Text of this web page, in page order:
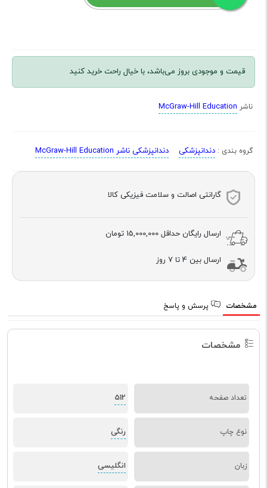
قیمت و موجودی بروز می‌باشد، با خیال راحت خرید کنید
ناشر McGraw-Hill Education
گروه بندی : دندانپزشکی دندانپزشکی ناشر McGraw-Hill Education
گارانتی اصالت و سلامت فیزیکی کالا
ارسال رایگان حداقل 15,000,000 تومان
ارسال بین 4 تا 7 روز
مشخصات پرسش و پاسخ
مشخصات
تعداد صفحه 512
نوع چاپ رنگی
زبان انگلیسی